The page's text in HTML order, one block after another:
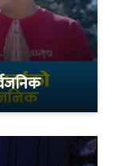
सार्वजनिक